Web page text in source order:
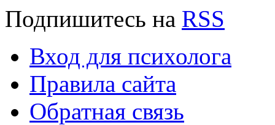
Подпишитесь на RSS
Вход для психолога
Правила сайта
Обратная связь